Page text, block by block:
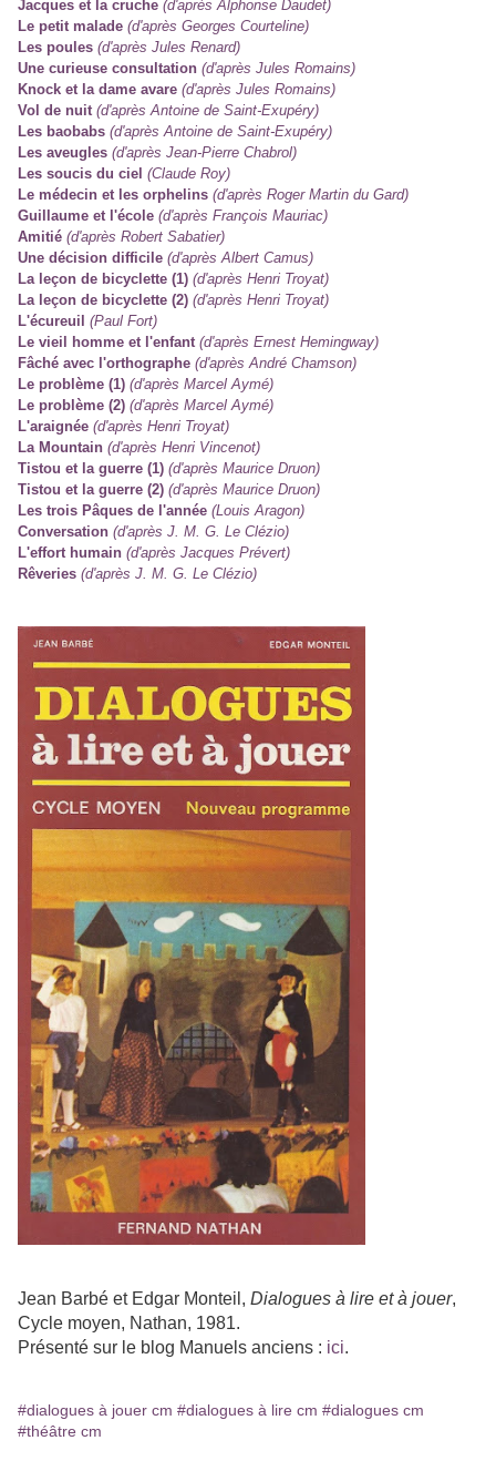
Jacques et la cruche (d'après Alphonse Daudet)
Le petit malade (d'après Georges Courteline)
Les poules (d'après Jules Renard)
Une curieuse consultation (d'après Jules Romains)
Knock et la dame avare (d'après Jules Romains)
Vol de nuit (d'après Antoine de Saint-Exupéry)
Les baobabs (d'après Antoine de Saint-Exupéry)
Les aveugles (d'après Jean-Pierre Chabrol)
Les soucis du ciel (Claude Roy)
Le médecin et les orphelins (d'après Roger Martin du Gard)
Guillaume et l'école (d'après François Mauriac)
Amitié (d'après Robert Sabatier)
Une décision difficile (d'après Albert Camus)
La leçon de bicyclette (1) (d'après Henri Troyat)
La leçon de bicyclette (2) (d'après Henri Troyat)
L'écureuil (Paul Fort)
Le vieil homme et l'enfant (d'après Ernest Hemingway)
Fâché avec l'orthographe (d'après André Chamson)
Le problème (1) (d'après Marcel Aymé)
Le problème (2) (d'après Marcel Aymé)
L'araignée (d'après Henri Troyat)
La Mountain (d'après Henri Vincenot)
Tistou et la guerre (1) (d'après Maurice Druon)
Tistou et la guerre (2) (d'après Maurice Druon)
Les trois Pâques de l'année (Louis Aragon)
Conversation (d'après J. M. G. Le Clézio)
L'effort humain (d'après Jacques Prévert)
Rêveries (d'après J. M. G. Le Clézio)
Jean Barbé et Edgar Montei l, Dialogues à lire et à jouer,
Cycle moyen, Nathan, 1981.
Présenté sur le blog Manuels anciens : ici.
#dialogues à jouer cm #dialogues à lire cm #dialogues cm
#théâtre cm